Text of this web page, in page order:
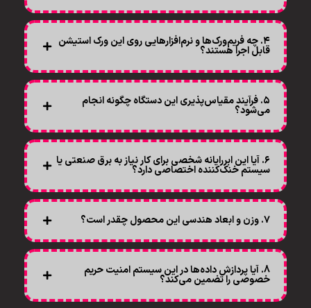
۴. چه فریم‌ورک‌ها و نرم‌افزارهایی روی این ورک استیشن
قابل اجرا هستند؟
۵. فرآیند مقیاس‌پذیری این دستگاه چگونه انجام
می‌شود؟
۶. آیا این ابررایانه شخصی برای کار نیاز به برق صنعتی یا
سیستم خنک‌کننده اختصاصی دارد؟
۷. وزن و ابعاد هندسی این محصول چقدر است؟
8. آیا پردازش داده‌ها در این سیستم امنیت حریم
خصوصی را تضمین می‌کند؟